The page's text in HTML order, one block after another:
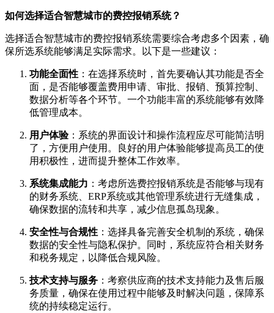
如何选择适合智慧城市的费控报销系统？
选择适合智慧城市的费控报销系统需要综合考虑多个因素，确
保所选系统能够满足实际需求。以下是一些建议：
功能全面性 ：在选择系统时，首先要确认其功能是否全
面，是否能够覆盖费用申请、审批、报销、预算控制、
数据分析等各个环节。一个功能丰富的系统能够有效降
低管理成本。
用户体验：系统的界面设计和操作流程应尽可能简洁明
了，方便用户使用。良好的用户体验能够提高员工的使
用积极性，进而提升整体工作效率。
系统集成能力 ：考虑所选费控报销系统是否能够与现有
的财务系统、ERP系统或其他管理系统进行无缝集成，
确保数据的流转和共享，减少信息孤岛现象。
安全性与合规性 ：选择具备完善安全机制的系统，确保
数据的安全性与隐私保护。同时，系统应符合相关财务
和税务规定，以降低合规风险。
技术支持与服务 ：考察供应商的技术支持能力及售后服
务质量，确保在使用过程中能够及时解决问题，保障系
统的持续稳定运行。